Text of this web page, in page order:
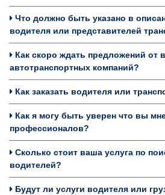
Что должно быть указано в
водителя или представителей
Как скоро ждать предложений от
автотранспортных компаний?
Как заказать водителя или
Как я могу быть уверен что вы
профессионалов?
Сколько стоит ваша услуга по
водителей?
Будут ли услуги водителя или